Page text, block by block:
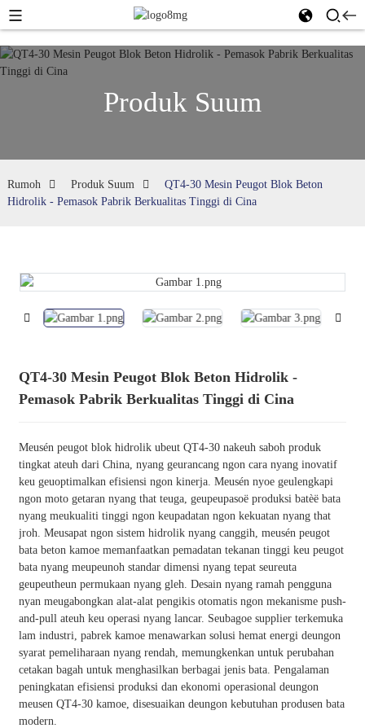
Produk Suum
Rumoh Produk Suum
QT4-30 Mesin Peugot Blok Beton
Hidrolik - Pemasok Pabrik Berkualitas Tinggi di Cina
QT4-30 Mesin Peugot Blok Beton Hidrolik -
Pemasok Pabrik Berkualitas Tinggi di Cina
Meusén peugot blok hidrolik ubeut QT4-30 nakeuh saboh produk
tingkat ateuh dari China, nyang geurancang ngon cara nyang inovatif
keu geuoptimalkan efisiensi ngon kinerja. Meusén nyoe geulengkapi
ngon moto getaran nyang that teuga, geupeupasoë produksi batèë bata
nyang meukualiti tinggi ngon keupadatan ngon kekuatan nyang that
jroh. Meusapat ngon sistem hidrolik nyang canggih, meusén peugot
bata beton kamoe memanfaatkan pemadatan tekanan tinggi keu peugot
bata nyang meupeunoh standar dimensi nyang tepat seureuta
geupeutheun permukaan nyang gleh. Desain nyang ramah pengguna
nyan meugabongkan alat-alat pengikis otomatis ngon mekanisme push-
and-pull ateuh keu operasi nyang lancar. Seubagoe supplier terkemuka
lam industri, pabrek kamoe menawarkan solusi hemat energi deungon
syarat pemeliharaan nyang rendah, memungkenkan untuk perubahan
cetakan bagah untuk menghasilkan berbagai jenis bata. Pengalaman
peningkatan efisiensi produksi dan ekonomi operasional deungon
meusen QT4-30 kamoe, disesuaikan deungon kebutuhan produsen bata
modern.